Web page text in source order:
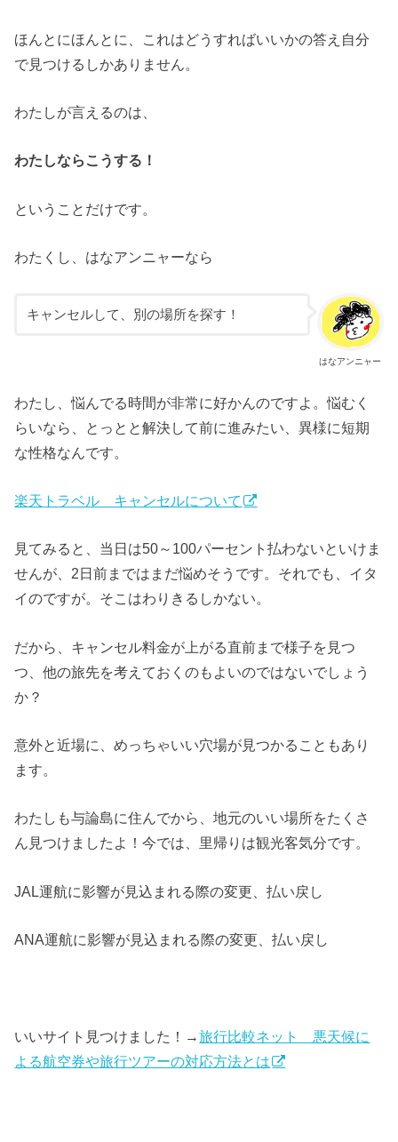
ほんとにほんとに、これはどうすればいいかの答え自分
で見つけるしかありません。
わたしが言えるのは、
わたしならこうする！
ということだけです。
わたくし、はなアンニャーなら
はなアンニャー
キャンセルして、別の場所を探す！
わたし、悩んでる時間が非常に好かんのですよ。悩むく
らいなら、とっとと解決して前に進みたい、異様に短期
な性格なんです。
楽天トラベル キャンセルについて
見てみると、当日は50～100パーセント払わないといけま
せんが、2日前まではまだ悩めそうです。それでも、イタ
イのですが。そこはわりきるしかない。
だから、キャンセル料金が上がる直前まで様子を見つ
つ、他の旅先を考えておくのもよいのではないでしょう
か？
意外と近場に、めっちゃいい穴場が見つかることもあり
ます。
わたしも与論島に住んでから、地元のいい場所をたくさ
ん見つけましたよ！今では、里帰りは観光客気分です。
JAL運航に影響が見込まれる際の変更、払い戻し
ANA運航に影響が見込まれる際の変更、払い戻し
いいサイト見つけました！→旅行比較ネット 悪天候に
よる航空券や旅行ツアーの対応方法とは